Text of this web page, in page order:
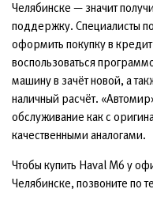
Челябинске — значит
поддержку. Специалисты
оформить покупку в
воспользоваться
машину в зачёт новой, а
наличный расчёт.
обслуживание как с
качественными аналогами.
Чтобы купить Haval M6 у
Челябинске, позвоните по